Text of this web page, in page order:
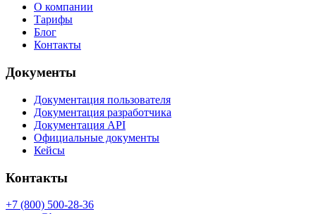
О компании
Тарифы
Блог
Контакты
Документы
Документация пользователя
Документация разработчика
Документация API
Официальные документы
Кейсы
Контакты
+7 (800) 500-28-36